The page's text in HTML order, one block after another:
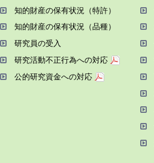
知的財産の保有状況（特許）
知的財産の保有状況（品種）
研究員の受⼊
研究活動不正⾏為への対応
公的研究資金への対応